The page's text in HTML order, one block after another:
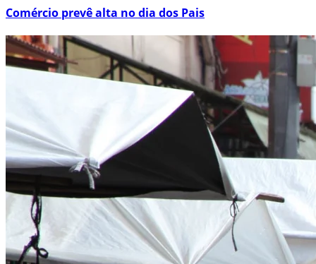
Comércio prevê alta no dia dos Pais